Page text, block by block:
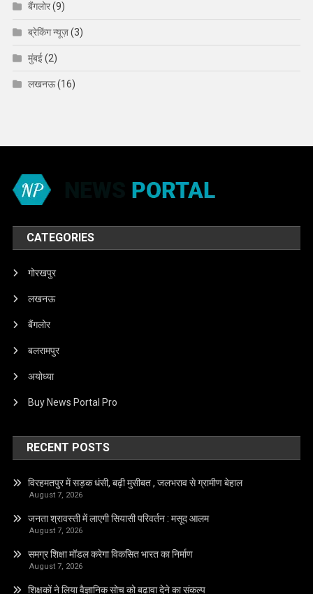
बैंगलोर(9)
ब्रेकिंग न्यूज़(3)
मुंबई(2)
लखनऊ(16)
CATEGORIES
गोरखपुर
लखनऊ
बैंगलोर
बलरामपुर
अयोध्या
Buy News Portal Pro
RECENT POSTS
विरहमतपुर में सड़क धंसी, बढ़ी मुसीबत , जलभराव से ग्रामीण बेहाल
August 7, 2026
जनता श्रावस्ती में लाएगी सियासी परिवर्तन : मसूद आलम
August 7, 2026
समग्र शिक्षा मॉडल करेगा विकसित भारत का निर्माण
August 7, 2026
शिक्षकों ने लिया वैज्ञानिक सोच को बढावा देने का संकल्प